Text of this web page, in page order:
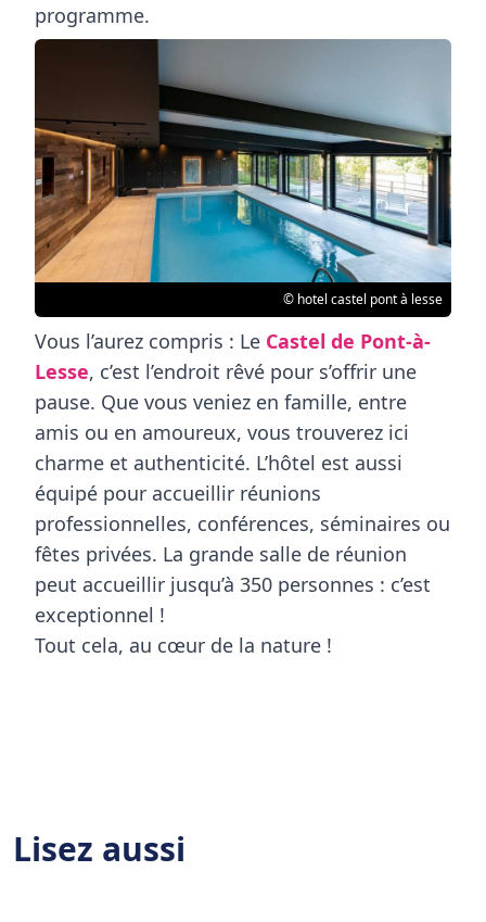
programme.
© hotel castel pont à lesse
Vous l’aurez compris : Le Castel de Pont-à-
Lesse, c’est l’endroit rêvé pour s’offrir une
pause. Que vous veniez en famille, entre
amis ou en amoureux, vous trouverez ici
charme et authenticité. L’hôtel est aussi
équipé pour accueillir réunions
professionnelles, conférences, séminaires ou
fêtes privées. La grande salle de réunion
peut accueillir jusqu’à 350 personnes : c’est
exceptionnel !
Tout cela, au cœur de la nature !
Lisez aussi